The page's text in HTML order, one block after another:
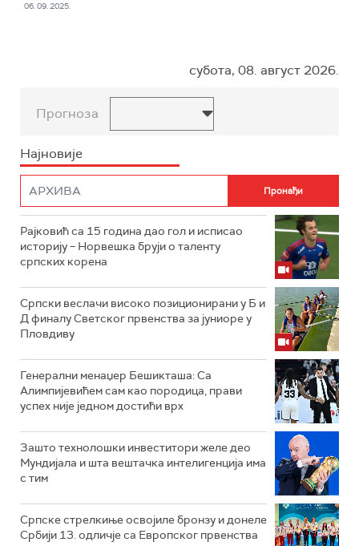
06. 09. 2025.
субота, 08. август 2026.
Прогноза
Најновије
Рајковић са 15 година дао гол и исписао
историју – Норвешка бруји о таленту
српских корена
Српски веслачи високо позиционирани у Б и
Д финалу Светског првенства за јуниоре у
Пловдиву
Генерални менаџер Бешикташа: Са
Алимпијевићем сам као породица, прави
успех није једном достићи врх
Зашто технолошки инвеститори желе део
Мундијала и шта вештачка интелигенција има
с тим
Српске стрелкиње освојиле бронзу и донеле
Србији 13. одличје са Европског првенства